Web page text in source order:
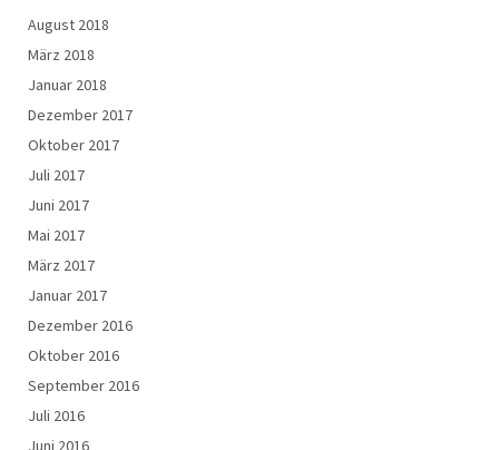
August 2018
März 2018
Januar 2018
Dezember 2017
Oktober 2017
Juli 2017
Juni 2017
Mai 2017
März 2017
Januar 2017
Dezember 2016
Oktober 2016
September 2016
Juli 2016
Juni 2016